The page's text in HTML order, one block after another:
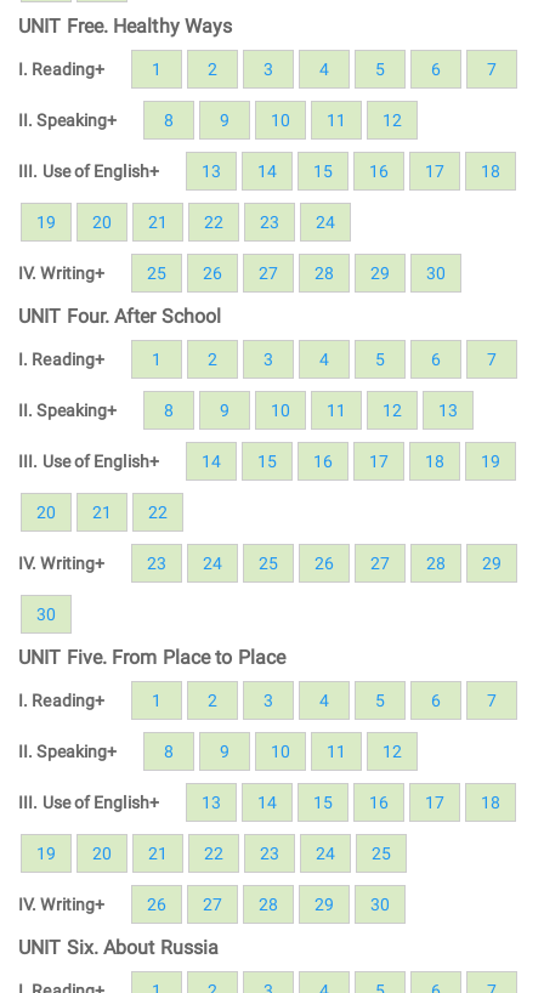
UNIT Free. Healthy Ways
I. Reading+ 1 2 3 4 5 6 7
II. Speaking+ 8 9 10 11 12
III. Use of English+ 13 14 15 16 17 18
19 20 21 22 23 24
IV. Writing+ 25 26 27 28 29 30
UNIT Four. After School
I. Reading+ 1 2 3 4 5 6 7
II. Speaking+ 8 9 10 11 12 13
III. Use of English+ 14 15 16 17 18 19
20 21 22
IV. Writing+ 23 24 25 26 27 28 29
30
UNIT Five. From Place to Place
I. Reading+ 1 2 3 4 5 6 7
II. Speaking+ 8 9 10 11 12
III. Use of English+ 13 14 15 16 17 18
19 20 21 22 23 24 25
IV. Writing+ 26 27 28 29 30
UNIT Six. About Russia